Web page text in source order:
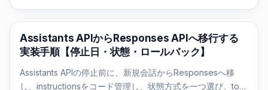
APIガイド
Assistants APIからResponses APIへ移行する
実装手順【停止日・状態・ロールバック】
Assistants APIの停止前に、新規会話からResponsesへ移
し、instructionsをコード管理し、状態方式を一つ選び、tool